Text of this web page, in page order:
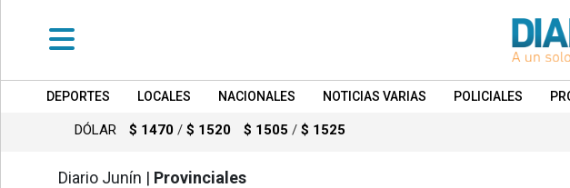
DEPORTES
LOCALES
DEPORTES LOCALES NACIONALES NOTICIAS VARIAS POLICIALES
DÓLAR $ 1470 / $ 1520 $ 1505 / $ 1525
Diario Junín | Provinciales